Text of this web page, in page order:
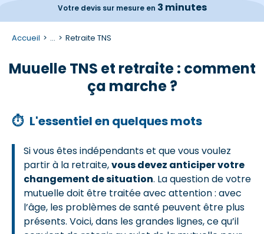
Votre devissur mesure en 3 minutes
Accueil ... Retraite TNS
Muuelle TNS et retraite : comment
ça marche ?
⏱ L'essentiel en quelques mots
Si vous êtes indépendants et que vous voulez
partir à la retraite,vous devez anticiper votre
changement de situation. La question de votre
mutuelle doit être traitée avec attention : avec
l’âge, les problèmes de santé peuvent être plus
présents. Voici, dans les grandes lignes, ce qu’il